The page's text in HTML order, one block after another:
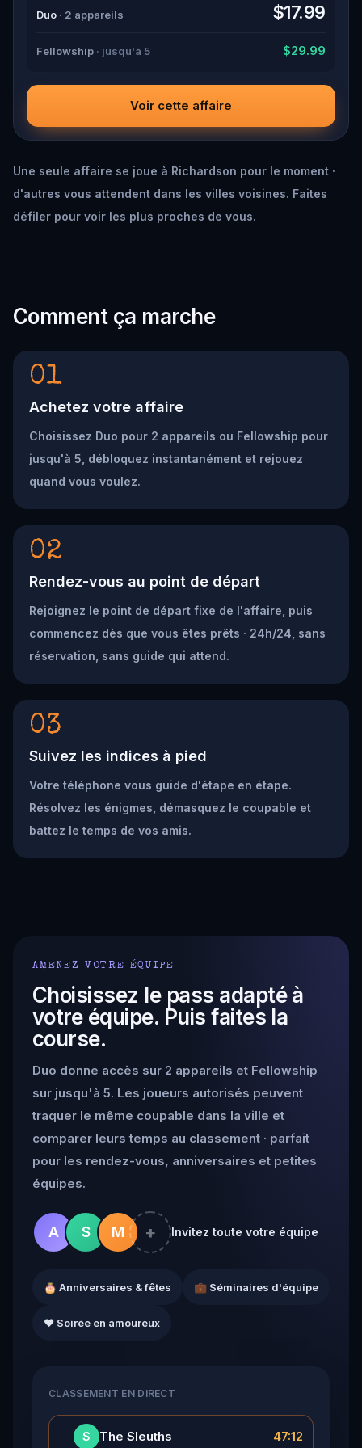
Duo · 2 appareils $17.99
Fellowship · jusqu'à 5 $29.99
Voir cette affaire
Une seule affaire se joue à Richardson pour le moment ·
d'autres vous attendent dans les villes voisines. Faites
défiler pour voir les plus proches de vous.
Comment ça marche
01
Achetez votre affaire
Choisissez Duo pour 2 appareils ou Fellowship pour
jusqu'à 5, débloquez instantanément et rejouez
quand vous voulez.
02
Rendez-vous au point de départ
Rejoignez le point de départ fixe de l'affaire, puis
commencez dès que vous êtes prêts · 24h/24, sans
réservation, sans guide qui attend.
03
Suivez les indices à pied
Votre téléphone vous guide d'étape en étape.
Résolvez les énigmes, démasquez le coupable et
battez le temps de vos amis.
AMENEZ VOTRE ÉQUIPE
Choisissez le pass adapté à
votre équipe. Puis faites la
course.
Duo donne accès sur 2 appareils et Fellowship
sur jusqu'à 5. Les joueurs autorisés peuvent
traquer le même coupable dans la ville et
comparer leurs temps au classement · parfait
pour les rendez-vous, anniversaires et petites
équipes.
A S M + Invitez toute votre équipe
🎂 Anniversaires & fêtes 💼 Séminaires d'équipe
❤️ Soirée en amoureux
CLASSEMENT EN DIRECT
S The Sleuths 47:12